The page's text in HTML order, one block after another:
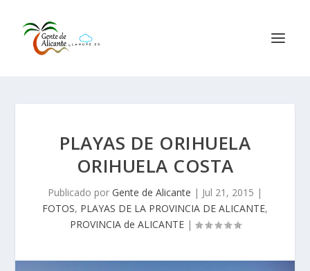
PLAYAS DE ORIHUELA
ORIHUELA COSTA
Publicado por Gente de Alicante | Jul 21, 2015 |
FOTOS, PLAYAS DE LA PROVINCIA DE ALICANTE,
PROVINCIA de ALICANTE|